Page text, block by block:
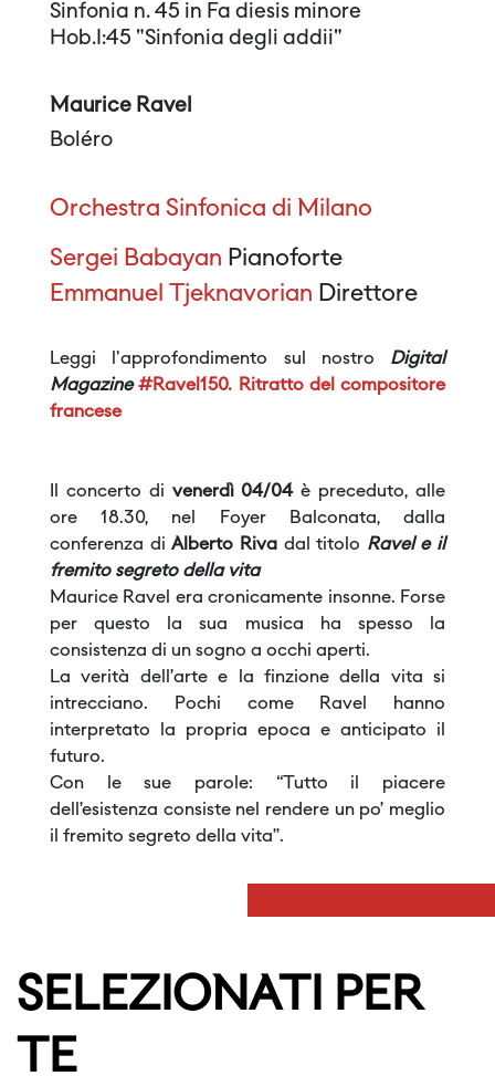
Sinfonia n. 45 in Fa diesis minore
Hob.I:45 "Sinfonia degli addii"
Maurice Ravel
Boléro
Orchestra Sinfonica di Milano
Sergei Babayan Pianoforte
Emmanuel Tjeknavorian Direttore
Leggi l'approfondimento sul nostro Digital
Magazine#Ravel150. Ritratto del compositore
francese
Il concerto di venerdì 04/04è preceduto, alle
ore 18.30, nel Foyer Balconata, dalla
conferenza diAlberto Riva dal titolo Ravel e il
fremito segreto della vita
Maurice Ravel era cronicamente insonne. Forse
per questo la sua musica ha spesso la
consistenza di un sogno a occhi aperti.
La verità dell’arte e la finzione della vita si
intrecciano. Pochi come Ravel hanno
interpretato la propria epoca e anticipato il
futuro.
Con le sue parole: “Tutto il piacere
dell’esistenza consiste nel rendere un po’ meglio
il fremito segreto della vita”.
SELEZIONATI PER
TE